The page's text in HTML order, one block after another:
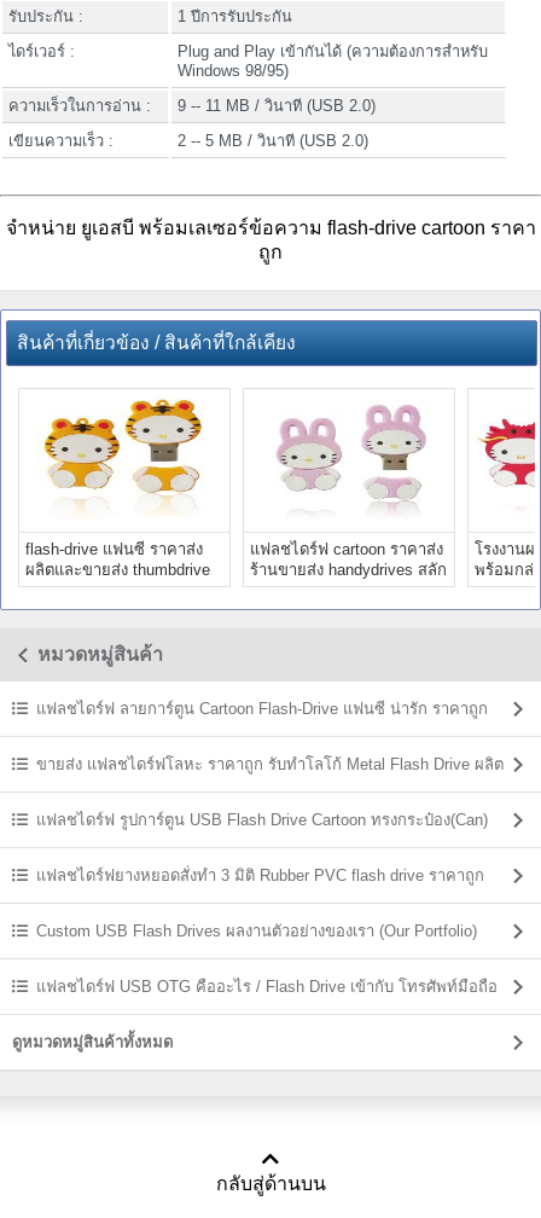
รับประกัน :
1 ปีการรับประกัน
ไดร์เวอร์ :
Plug and Play เข้ากันได้ (ความต้องการสำหรับ
Windows 98/95)
ความเร็วในการอ่าน :
9 -- 11 MB / วินาที (USB 2.0)
เขียนความเร็ว :
2 -- 5 MB / วินาที (USB 2.0)
จำหน่าย ยูเอสบี พร้อมเลเซอร์ข้อความ flash-drive cartoon ราคา
ถูก
สินค้าที่เกี่ยวข้อง / สินค้าที่ใกล้เคียง
flash-drive แฟนซี ราคาส่ง
ผลิตและขายส่ง thumbdrive
พร้อมเลเซอร์
แฟลชไดร์ฟ cartoon ราคาส่ง
ร้านขายส่ง handydrives สลัก
ข้อความ
โรงงาน
พร้อมกล่
การ์ตูน น่
หมวดหมู่สินค้า
แฟลชไดร์ฟ ลายการ์ตูน Cartoon Flash-Drive แฟนซี น่ารัก ราคาถูก
ขายส่ง แฟลชไดร์ฟโลหะ ราคาถูก รับทำโลโก้ Metal Flash Drive ผลิต
ราคาส่งแฟลชไดร์ฟ รูปการ์ตูน USB Flash Drive Cartoon ทรงกระป๋อง(Can)
แฟลชไดร์ฟยางหยอดสั่งทำ 3 มิติ Rubber PVC flash drive ราคาถูก
Custom USB Flash Drives ผลงานตัวอย่างของเรา (Our Portfolio)
แฟลชไดร์ฟ USB OTG คืออะไร / Flash Drive เข้ากับ โทรศัพท์มือถือ
ดูหมวดหมู่สินค้าทั้งหมด
กลับสู่ด้านบน